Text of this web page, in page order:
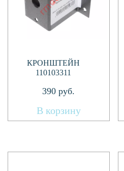
КРОНШТЕЙН
110103311
390 руб.
В корзину